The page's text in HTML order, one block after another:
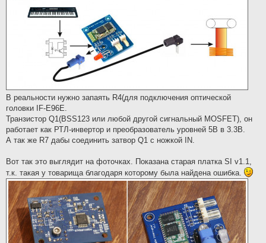
В реальности нужно запаять R4(для подключения оптической
головки IF-E96E.
Транзистор Q1(BSS123 или любой другой сигнальный MOSFET), он
работает как РТЛ-инвертор и преобразователь уровней 5В в 3.3В.
А так же R7 дабы соединить затвор Q1 с ножкой IN.
Вот так это выглядит на фоточках. Показана старая платка SI v1.1,
т.к. такая у товарища благодаря которому была найдена ошибка.